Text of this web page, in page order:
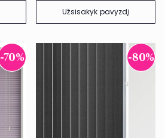
Užsisakyk pavyzdį
-70% -80%